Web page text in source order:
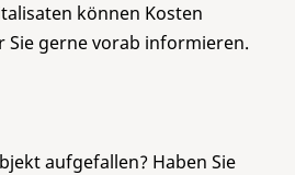
können Kosten
Sie gerne vorab informieren.
aufgefallen? Haben Sie